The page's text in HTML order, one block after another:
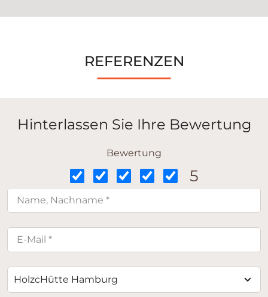
REFERENZEN
Hinterlassen Sie Ihre Bewertung
Bewertung
5
HolzcHütte Hamburg